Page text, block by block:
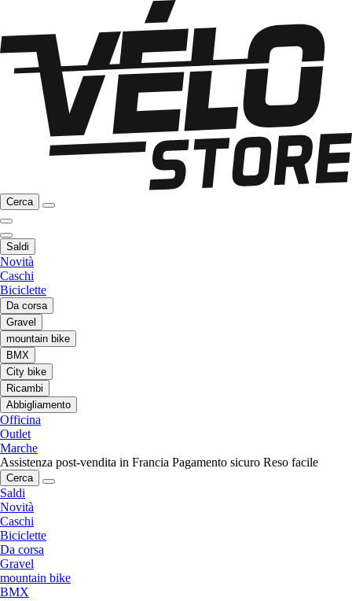
Cerca
Saldi
Novità
Caschi
Biciclette
Da corsa
Gravel
mountain bike
BMX
City bike
Ricambi
Abbigliamento
Officina
Outlet
Marche
Assistenza post-vendita in Francia Pagamento sicuro Reso facile
Cerca
Saldi
Novità
Caschi
Biciclette
Da corsa
Gravel
mountain bike
BMX